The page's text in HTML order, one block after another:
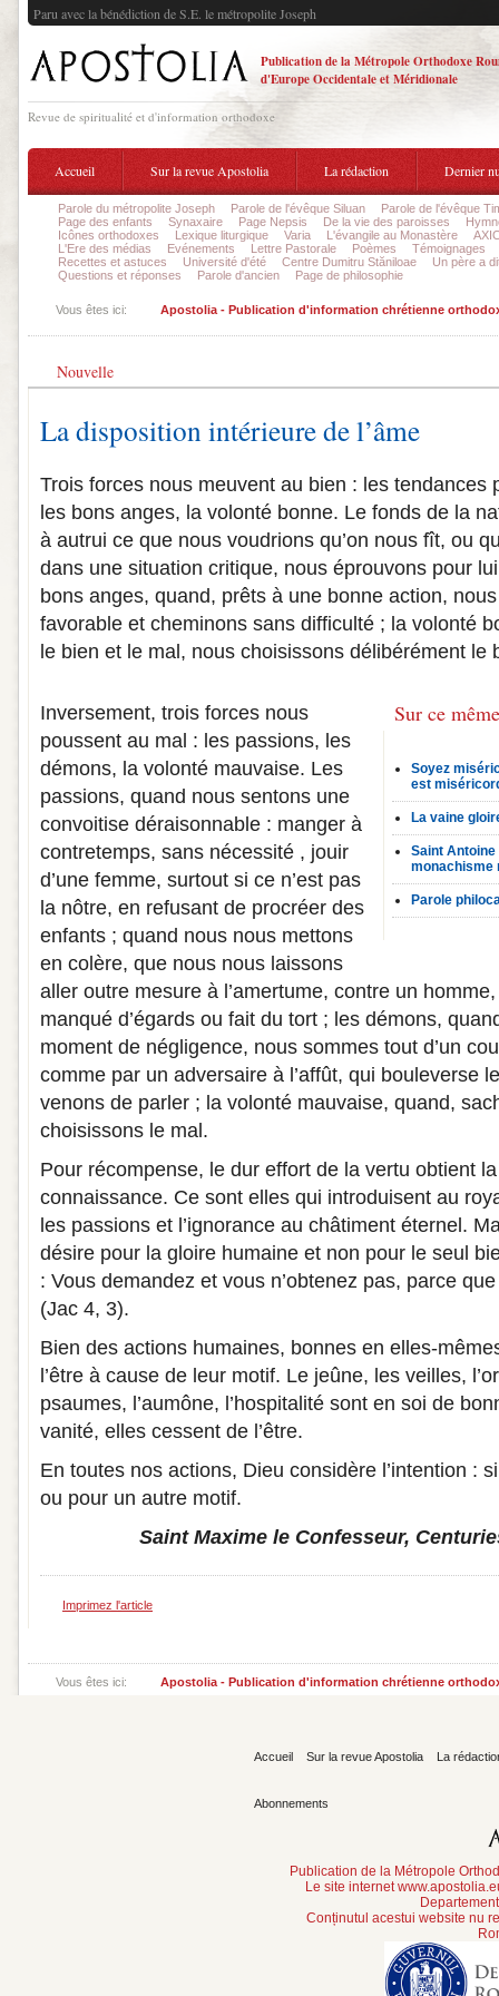
Paru avec la bénédiction de S.E. le métropolite Joseph
Publication de la Métropole Orthodoxe
d'Europe Occidentale et Méridionale
Revue de spiritualité et d'information orthodoxe
Accueil Sur la revue Apostolia La rédaction Dernier
Parole du métropolite Joseph Parole de l'évêque Siluan
Parole de l'évêque
Page des enfants
Synaxaire Page Nepsis De la vie des paroisses
Icônes orthodoxes
Lexique liturgique Varia L'évangile au Monastère
L'Ere des médias
Evénements Lettre Pastorale Poèmes
Témoignages
Recettes et astuces
Université d'été Centre Dumitru Stăniloae
Un père a
Questions et réponses
Parole d'ancien Page de philosophie
Vous êtes ici: Apostolia - Publication d'information chrétienne
Nouvelle
La disposition intérieure de l’âme
Trois forces nous meuvent au bien : les tendances
les bons anges, la volonté bonne. Le fonds de la
à autrui ce que nous voudrions qu’on nous fît, ou
dans une situation critique, nous éprouvons pour
bons anges, quand, prêts à une bonne action,
favorable et cheminons sans difficulté ; la volonté
le bien et le mal, nous choisissons délibérément le
Sur ce
Soyez
est
La vaine
Saint Antoine
monachisme
Parole
Inversement, trois forces nous
poussent au mal : les passions, les
démons, la volonté mauvaise. Les
passions, quand nous sentons une
convoitise déraisonnable : manger à
contretemps, sans nécessité , jouir
d’une femme, surtout si ce n’est pas
la nôtre, en refusant de procréer des
enfants ; quand nous nous mettons
en colère, que nous nous laissons
aller outre mesure à l’amertume, contre un
manqué d’égards ou fait du tort ; les démons,
moment de négligence, nous sommes tout d’un
comme par un adversaire à l’affût, qui bouleverse
venons de parler ; la volonté mauvaise, quand,
choisissons le mal.
Pour récompense, le dur effort de la vertu obtient
connaissance. Ce sont elles qui introduisent au
les passions et l’ignorance au châtiment éternel.
désire pour la gloire humaine et non pour le seul
: Vous demandez et vous n’obtenez pas, parce
(Jac 4, 3).
Bien des actions humaines, bonnes en elles-
l’être à cause de leur motif. Le jeûne, les veilles,
psaumes, l’aumône, l’hospitalité sont en soi de
vanité, elles cessent de l’être.
En toutes nos actions, Dieu considère l’intention :
ou pour un autre motif.
Saint Maxime le Confesseur,
Imprimez l'article
Vous êtes ici: Apostolia - Publication d'information chrétienne
Accueil Sur la revue Apostolia La
Abonnements
Publication de la Métropole
Le site internet
Conținutul acestui website nu